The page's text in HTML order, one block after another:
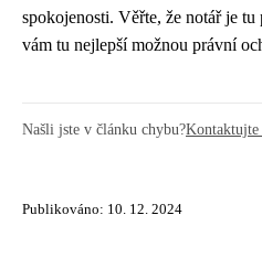
spokojenosti. Věřte, že notář je
vám tu nejlepší možnou právní
Našli jste v článku chybu?Kontaktujte
Publikováno: 10. 12. 2024